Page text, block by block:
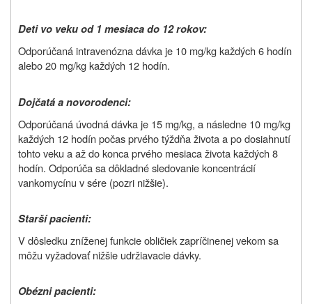
Deti vo veku od 1 mesiaca do 12 rokov:
Odporúčaná intravenózna dávka je 10 mg/kg každých 6 hodín
alebo 20 mg/kg každých 12 hodín.
Dojčatá a novorodenci:
Odporúčaná úvodná dávka je 15 mg/kg, a následne 10 mg/kg
každých 12 hodín počas prvého týždňa života a po dosiahnutí
tohto veku a až do konca prvého mesiaca života každých 8
hodín. Odporúča sa dôkladné sledovanie koncentrácií
vankomycínu v sére (pozri nižšie).
Starší pacienti:
V dôsledku zníženej funkcie obličiek zapríčinenej vekom sa
môžu vyžadovať nižšie udržiavacie dávky.
Obézni pacienti: